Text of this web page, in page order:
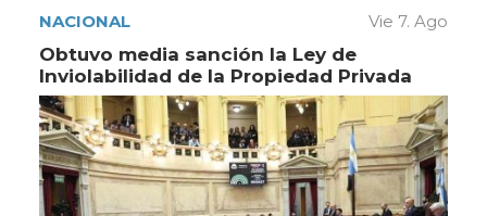
NACIONAL Vie 7. Ago
Obtuvo media sanción la Ley de
Inviolabilidad de la Propiedad Privada